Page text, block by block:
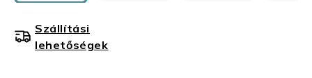
Szállítási
lehetőségek